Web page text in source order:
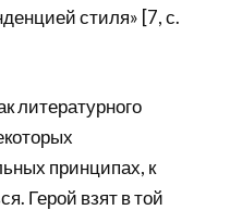
стиля» [7, с.
литературного
принципах, к
Герой взят в той